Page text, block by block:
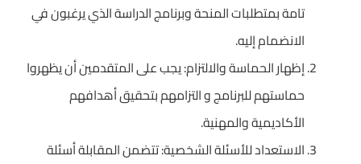
تامة بمتطلبات المنحة وبرنامج الدراسة الذي يرغبون في
الانضمام إليه.
إظهار الحماسة والالتزام: يجب على المتقدمين أن يظهروا
حماستهم للبرنامج و التزامهم بتحقيق أهدافهم
الأكاديمية والمهنية.
الاستعداد للأسئلة الشخصية: تتضمن المقابلة أسئلة